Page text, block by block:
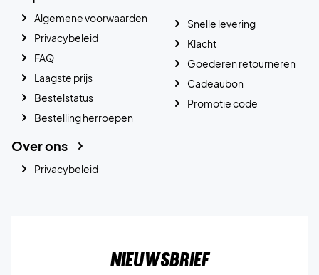
Algemene voorwaarden
Privacybeleid
FAQ
Laagste prijs
Bestelstatus
Bestelling herroepen
Snelle levering
Klacht
Goederen retourneren
Cadeaubon
Promotie code
Over ons
Privacybeleid
Nieuwsbrief